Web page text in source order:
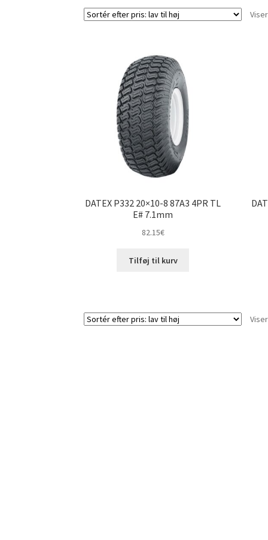
DATEX P332 20×10-8 87A3 4PR TL
E# 7.1mm
82.15€
Tilføj til kurv